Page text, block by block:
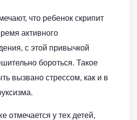
что ребенок скрипит
активного
с этой привычкой
бороться. Такое
вызвано стрессом, как и в
отмечается у тех детей,